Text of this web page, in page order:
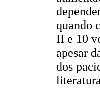
quando
II e 10
apesar
dos